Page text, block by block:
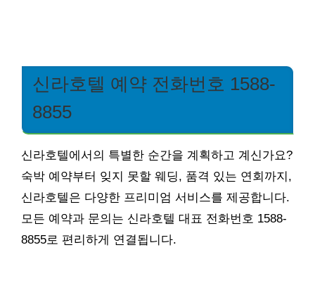
신라호텔 예약 전화번호 1588-
8855
신라호텔에서의 특별한 순간을 계획하고 계신가요?
숙박 예약부터 잊지 못할 웨딩, 품격 있는 연회까지,
신라호텔은 다양한 프리미엄 서비스를 제공합니다.
모든 예약과 문의는 신라호텔 대표 전화번호 1588-
8855로 편리하게 연결됩니다.